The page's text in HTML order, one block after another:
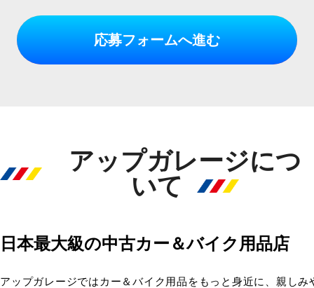
応募フォームへ進む
アップガレージにつ
いて
日本最大級の中古カー＆バイク用品店
アップガレージではカー＆バイク用品をもっと身近に、親し